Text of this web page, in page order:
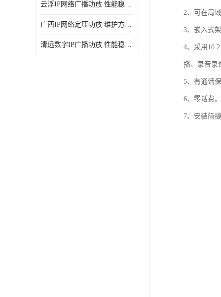
云浮IP网络广播功放 性能稳定 设计结构简单
广西IP网络定压功放 维护方便 多应用于公共场合
清远数字IP广播功放 性能稳定 传输距离远
2、可在局
3、嵌入式
4、采用
播、录音录
5、有通话
6、零话费
7、安装简